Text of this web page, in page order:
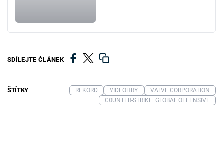
SDÍLEJTE ČLÁNEK
ŠTÍTKY REKORD VIDEOHRY
VALVE CORPORATION
COUNTER-STRIKE: GLOBAL OFFENSIVE